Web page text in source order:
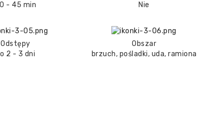
- 45 min
Nie
Odstępy
2 - 3 dni
Obszar
brzuch, pośladki, uda, ramiona